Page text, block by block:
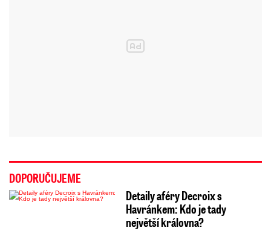
DOPORUČUJEME
Detaily aféry Decroix s
Havránkem: Kdo je tady
největší královna?